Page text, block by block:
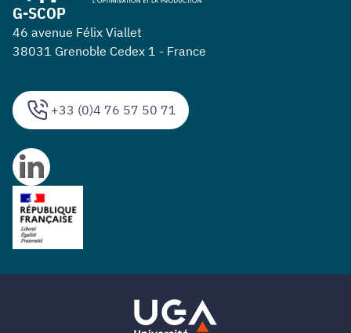
+33 (0)4 76 57 50 71
G-SCOP
46 avenue Félix Viallet
38031 Grenoble Cedex 1 - France